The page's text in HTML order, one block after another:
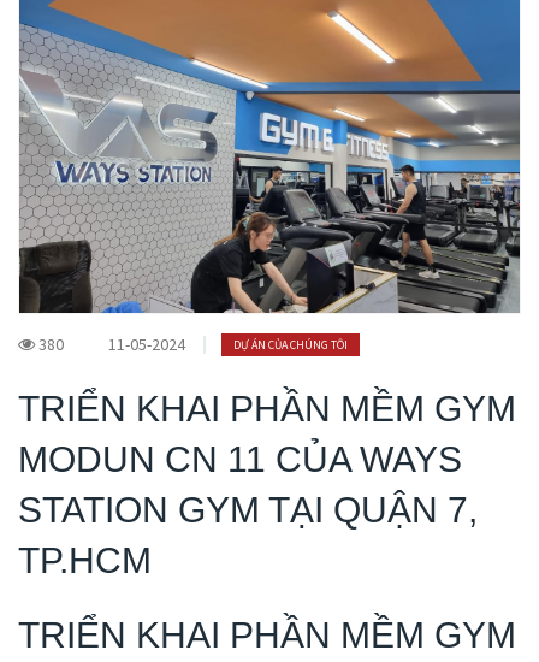
380 11-05-2024 DỰ ÁN CỦA CHÚNG TÔI
TRIỂN KHAI PHẦN MỀM GYM
MODUN CN 11 CỦA WAYS
STATION GYM TẠI QUẬN 7,
TP.HCM
TRIỂN KHAI PHẦN MỀM GYM